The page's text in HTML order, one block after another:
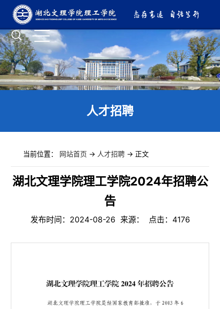
人才招聘
当前位置： 网站首页 -> 人才招聘 -> 正文
湖北文理学院理工学院2024年招聘公
告
发布时间：2024-08-26 来源： 点击： 4176